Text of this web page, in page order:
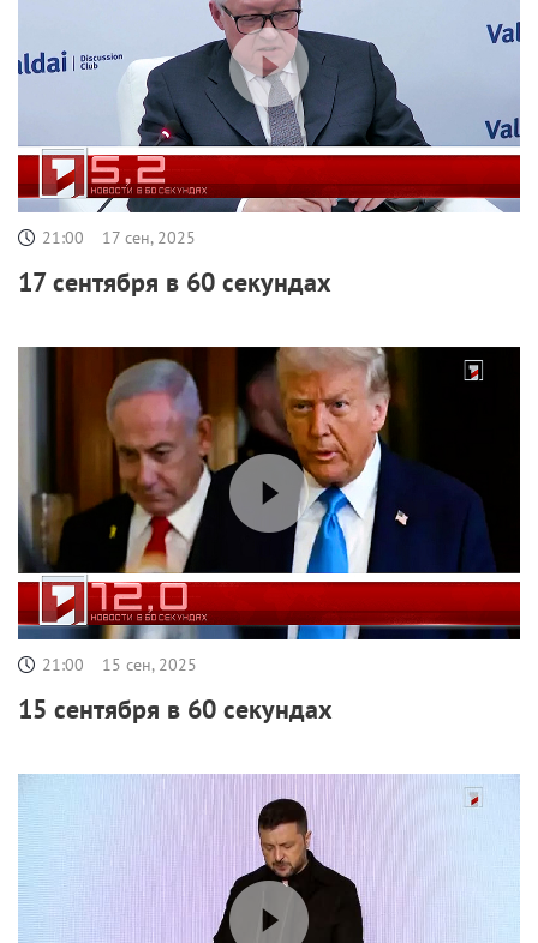
21:00 17 сен, 2025
17 сентября в 60 секундах
21:00 15 сен, 2025
15 сентября в 60 секундах